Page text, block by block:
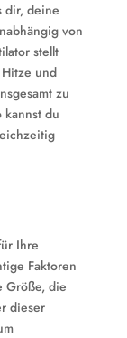
dir, deine
von
stellt
und
zu
kannst du
Ihre
Faktoren
Größe, die
dieser